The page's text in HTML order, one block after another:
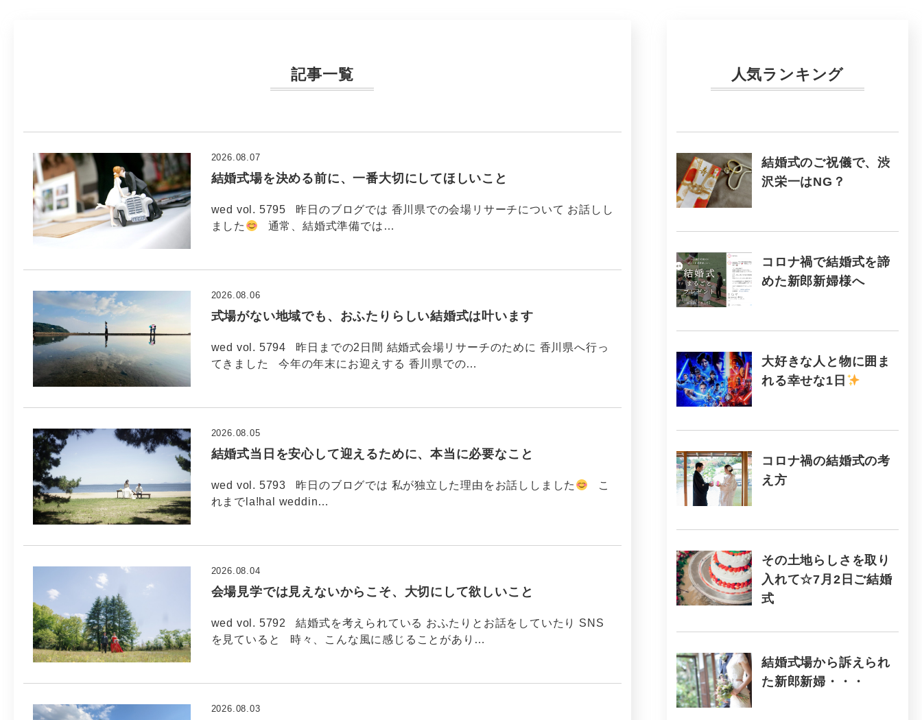
記事一覧
結婚式場を決める前に、一番大切にしてほしいこと
2026.08.07
wed vol. 5795 昨日のブログでは 香川県での会場リサーチについて お話しし
ました
通常、結婚式準備では…
式場がない地域でも、おふたりらしい結婚式は叶います
2026.08.06
wed vol. 5794 昨日までの2日間 結婚式会場リサーチのために 香川県へ行っ
てきました 今年の年末にお迎えする 香川県での…
結婚式当日を安心して迎えるために、本当に必要なこと
2026.08.05
wed vol. 5793 昨日のブログでは 私が独立した理由をお話ししました
こ
れまでla!hal weddin…
会場見学では見えないからこそ、大切にして欲しいこと
2026.08.04
wed vol. 5792 結婚式を考えられている おふたりとお話をしていたり SNS
を見ていると 時々、こんな風に感じることがあり…
2026.08.03
人気ランキング
結婚式のご祝儀で、渋
沢栄一はNG？
コロナ禍で結婚式を諦
めた新郎新婦様へ
大好きな人と物に囲ま
れる幸せな1日
コロナ禍の結婚式の考
え方
その土地らしさを取り
入れて☆7月2日ご結婚
式
結婚式場から訴えられ
た新郎新婦・・・